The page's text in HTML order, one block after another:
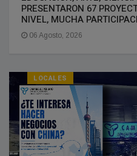
PRESENTARON 67
NIVEL, MUCHA
06 Agosto, 2026
LOCALES